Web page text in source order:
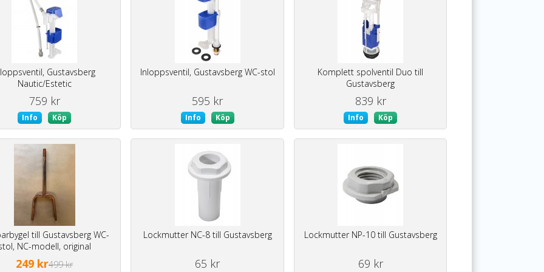
Gustavsberg
Nautic/Estetic
759 kr
Info Köp
Inloppsventil, Gustavsberg WC-stol
595 kr
Info Köp
Komplett spolventil Duo till
Gustavsberg
839 kr
Info Köp
till Gustavsberg WC-
NC-modell, original
249 kr499 kr
Lockmutter NC-8 till Gustavsberg
65 kr
Lockmutter NP-10 till Gustavsberg
69 kr